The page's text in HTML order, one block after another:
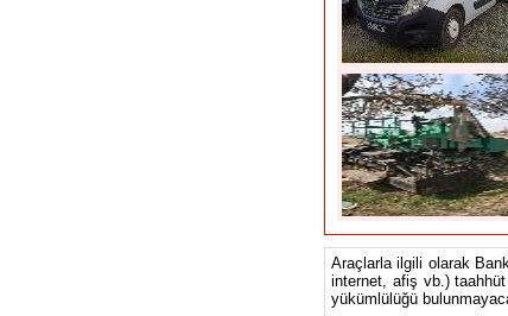
Araçlarla ilgili olarak
internet, afiş vb.) taahhüt
yükümlülüğü